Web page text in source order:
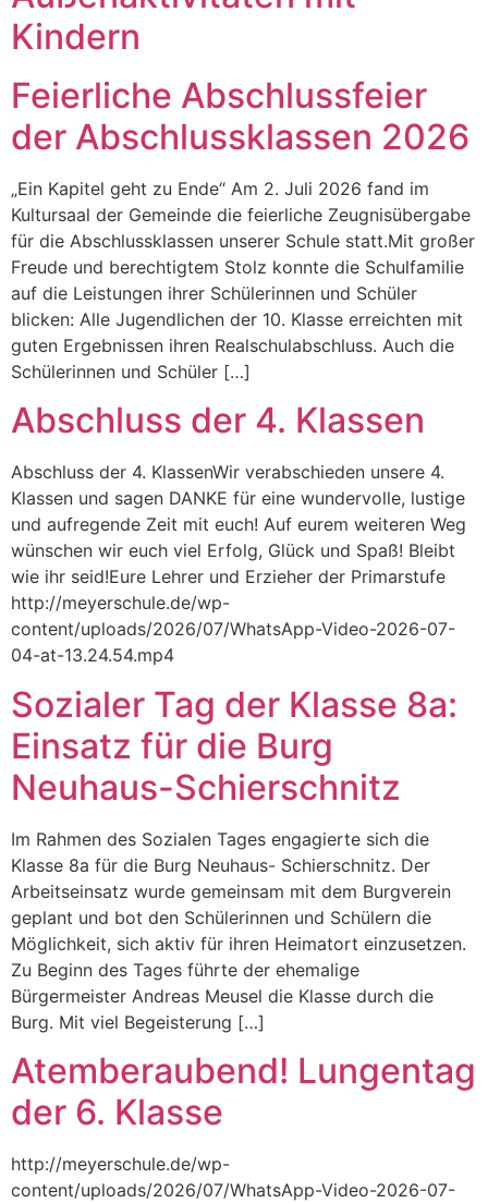
Kindern
Feierliche Abschlussfeier
der Abschlussklassen 2026
„Ein Kapitel geht zu Ende“ Am 2. Juli 2026 fand im
Kultursaal der Gemeinde die feierliche Zeugnisübergabe
für die Abschlussklassen unserer Schule statt.Mit großer
Freude und berechtigtem Stolz konnte die Schulfamilie
auf die Leistungen ihrer Schülerinnen und Schüler
blicken: Alle Jugendlichen der 10. Klasse erreichten mit
guten Ergebnissen ihren Realschulabschluss. Auch die
Schülerinnen und Schüler […]
Abschluss der 4. Klassen
Abschluss der 4. KlassenWir verabschieden unsere 4.
Klassen und sagen DANKE für eine wundervolle, lustige
und aufregende Zeit mit euch! Auf eurem weiteren Weg
wünschen wir euch viel Erfolg, Glück und Spaß! Bleibt
wie ihr seid!Eure Lehrer und Erzieher der Primarstufe
http://meyerschule.de/wp-
content/uploads/2026/07/WhatsApp-Video-2026-07-
04-at-13.24.54.mp4
Sozialer Tag der Klasse 8a:
Einsatz für die Burg
Neuhaus-Schierschnitz
Im Rahmen des Sozialen Tages engagierte sich die
Klasse 8a für die Burg Neuhaus- Schierschnitz. Der
Arbeitseinsatz wurde gemeinsam mit dem Burgverein
geplant und bot den Schülerinnen und Schülern die
Möglichkeit, sich aktiv für ihren Heimatort einzusetzen.
Zu Beginn des Tages führte der ehemalige
Bürgermeister Andreas Meusel die Klasse durch die
Burg. Mit viel Begeisterung […]
Atemberaubend! Lungentag
der 6. Klasse
http://meyerschule.de/wp-
content/uploads/2026/07/WhatsApp-Video-2026-07-